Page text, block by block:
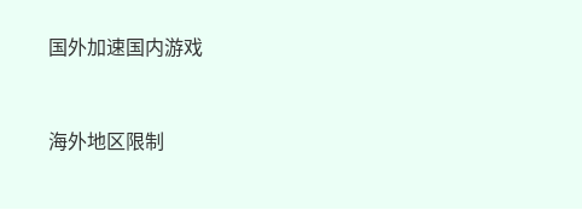
国外加速国内游戏
海外地区限制